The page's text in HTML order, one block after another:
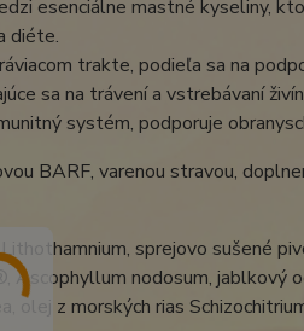
esenciálne mastné kyseliny,
diéte.
trakte, podieľa sa na
sa na trávení a vstrebávaní
systém, podporuje
BARF, varenou stravou,
sprejovo sušené
nodosum, jablkový
olej z morských rias